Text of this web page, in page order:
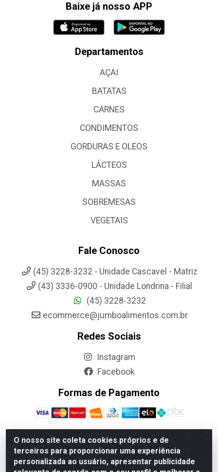
O nosso site coleta cookies próprios e de
terceiros para proporcionar uma experiência
personalizada ao usuário, apresentar publicidade
Baixe já nosso APP
Departamentos
AÇAI
BATATAS
CARNES
CONDIMENTOS
GORDURAS E OLEOS
LÁCTEOS
MASSAS
SOBREMESAS
VEGETAIS
Fale Conosco
(45) 3228-3232 - Unidade Cascavel - Matriz
(43) 3336-0900 - Unidade Londrina - Filial
(45) 3228-3232
ecommerce@jumboalimentos.com.br
Redes Sociais
Instagram
Facebook
Formas de Pagamento
Jumbo Alimentos Cascavel - Matriz - Rua Itatiba Do Sul, 161 -
Santos Dumont, Cascavel-PR - CEP 85804-700- CNPJ